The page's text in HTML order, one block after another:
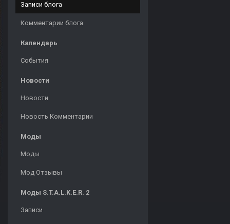
Записи блога
Комментарии блога
Календарь
События
Новости
Новости
Новость Комментарии
Моды
Моды
Мод Отзывы
Моды S.T.A.L.K.E.R. 2
Записи